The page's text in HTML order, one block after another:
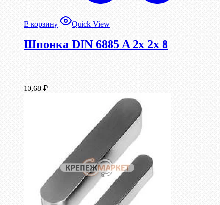
В корзину Quick View
Шпонка DIN 6885 A 2x 2x 8
10,68 ₽